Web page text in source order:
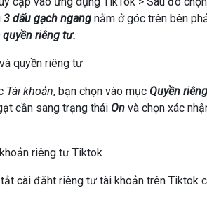
3 dấu gạch ngangnằm ở góc trên bên
quyền riêng tư.
Tài khoản, bạn chọn vào mục Quyền
cần sang trạng thái On và chọn xác
tắt cài đăht riêng tư tài khoản trên Tiktok